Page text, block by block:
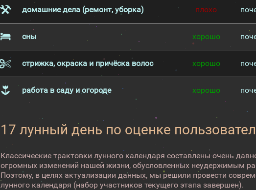
домашние дела (ремонт, уборка) плохо
сны хорошо
стрижка, окраска и причёска волос хорошо
работа в саду и огороде хорошо
17 лунный день по оценке
Классические трактовки лунного календаря составлены очень
огромных изменений нашей жизни, обусловленных неудержимым
Поэтому, в целях актуализации данных, мы решили провести
лунного календаря (набор участников текущего этапа завершен).